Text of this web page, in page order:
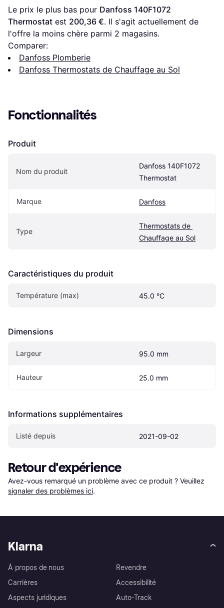
Le prix le plus bas pour Danfoss 140F1072
Thermostat est 200,36 €. Il s'agit actuellement de
l'offre la moins chère parmi 2 magasins.
Comparer:
Danfoss Plomberie
Danfoss Thermostats de Chauffage au Sol
Fonctionnalités
Produit
Nom du produit
Danfoss 140F1072
Thermostat
Marque Danfoss
Type
Thermostats de
Chauffage au Sol
Caractéristiques du produit
Température (max) 45.0 °C
Dimensions
Largeur 95.0 mm
Hauteur 25.0 mm
Informations supplémentaires
Listé depuis 2021-09-02
Retour d'expérience
Avez-vous remarqué un problème avec ce produit ? Veuillez
signaler des problèmes ici.
Klarna
À propos de nous
Carrières
Aspects juridiques
Revendre
Accessibilité
Auto-Track